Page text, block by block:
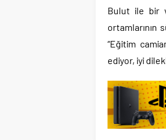
Bulut ile bir
ortamlarının
“Eğitim
ediyor, iyi